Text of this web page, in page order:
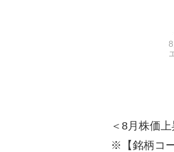
＜8月株価
※【銘柄コ